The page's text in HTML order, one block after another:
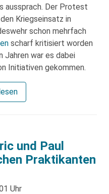
aussprach. Der Protest
Kriegseinsatz in
schon mehrfach
scharf kritisiert worden
Jahren war es dabei
Initiativen gekommen.
und Paul
Praktikanten
Uhr